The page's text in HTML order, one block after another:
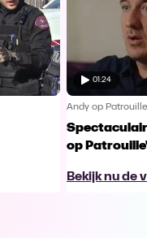
01:24
Andy op Patrouille
op
Bekijk nu de